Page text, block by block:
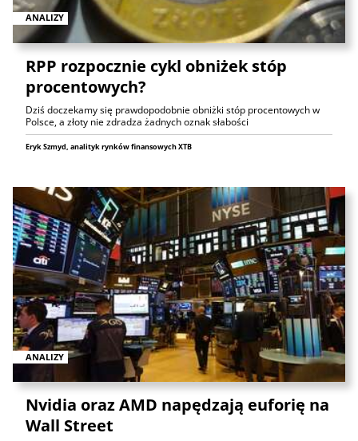
ANALIZY
RPP rozpocznie cykl obniżek stóp
procentowych?
Dziś doczekamy się prawdopodobnie obniżki stóp procentowych w
Polsce, a złoty nie zdradza żadnych oznak słabości
Eryk Szmyd, analityk rynków finansowych XTB
ANALIZY
Nvidia oraz AMD napędzają euforię na
Wall Street